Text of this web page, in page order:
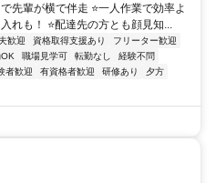
先輩が横で伴走 ⭐一人作業で効率よ
れも！ ⭐配達先の方とも顔見知...
歓迎 資格取得支援あり
フリーター歓迎
職場見学可 転勤なし
経験不問
者歓迎 有資格者歓迎 研修あり
夕方